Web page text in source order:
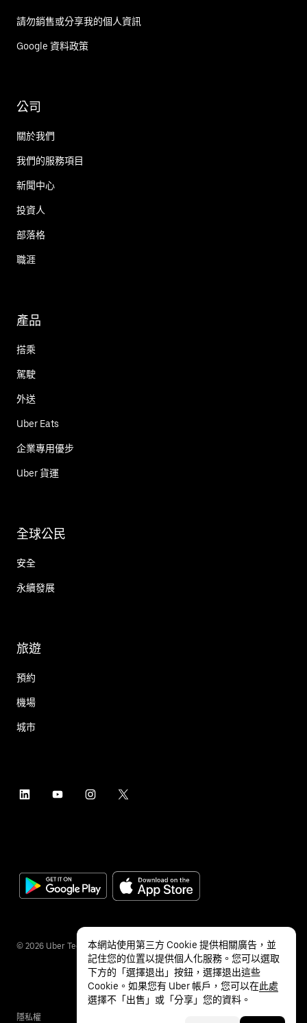
請勿銷售或分享我的個人資訊
Google 資料政策
公司
關於我們
我們的服務項目
新聞中心
投資人
部落格
職涯
產品
搭乘
駕駛
外送
Uber Eats
企業專用優步
Uber 貨運
全球公民
安全
永續發展
旅遊
預約
機場
城市
© 2026 Uber Technologies Inc.
隱私權
本網站使用第三方 Cookie 提供相關廣告，並
記住您的位置以提供個人化服務。您可以選取
下方的「選擇退出」按鈕，選擇退出這些
Cookie。如果您有 Uber 帳戶，您可以在此處
選擇不「出售」或「分享」您的資料。